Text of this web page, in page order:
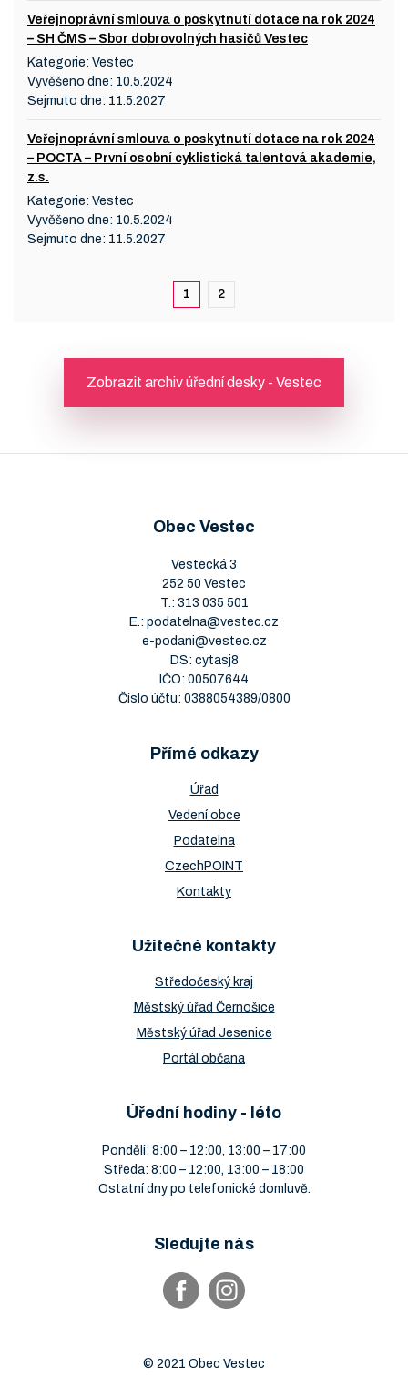
Veřejnoprávní smlouva o poskytnutí dotace na rok 2024
– SH ČMS – Sbor dobrovolných hasičů Vestec
Kategorie: Vestec
Vyvěšeno dne: 10.5.2024
Sejmuto dne: 11.5.2027
Veřejnoprávní smlouva o poskytnutí dotace na rok 2024
– POCTA – První osobní cyklistická talentová akademie,
z.s.
Kategorie: Vestec
Vyvěšeno dne: 10.5.2024
Sejmuto dne: 11.5.2027
1 2
Zobrazit archiv úřední desky - Vestec
Obec Vestec
Vestecká 3
252 50 Vestec
T.: 313 035 501
E.: podatelna@vestec.cz
e-podani@vestec.cz
DS: cytasj8
IČO: 00507644
Číslo účtu: 0388054389/0800
Přímé odkazy
Úřad
Vedení obce
Podatelna
CzechPOINT
Kontakty
Užitečné kontakty
Středočeský kraj
Městský úřad Černošice
Městský úřad Jesenice
Portál občana
Úřední hodiny - léto
Pondělí: 8:00 – 12:00, 13:00 – 17:00
Středa: 8:00 – 12:00, 13:00 – 18:00
Ostatní dny po telefonické domluvě.
Sledujte nás
© 2021 Obec Vestec